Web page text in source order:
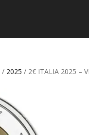
/ 2025 / 2€ ITALIA 2025 –